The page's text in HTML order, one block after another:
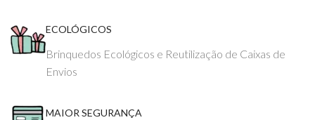
ECOLÓGICOS
Brinquedos Ecológicos e Reutilização de Caixas de
Envios
MAIOR SEGURANÇA